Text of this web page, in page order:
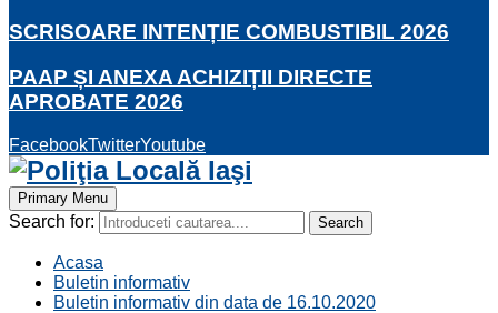
SCRISOARE INTENȚIE COMBUSTIBIL 2026
PAAP ȘI ANEXA ACHIZIȚII DIRECTE
APROBATE 2026
FacebookTwitterYoutube
Primary Menu
Search for: Search
Acasa
Buletin informativ
Buletin informativ din data de 16.10.2020